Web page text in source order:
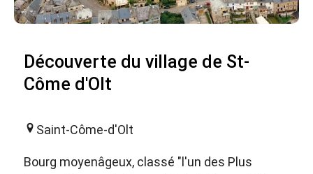
Découverte du village de St-
Côme d'Olt
Saint-Côme-d'Olt
Bourg moyenâgeux, classé "l'un des Plus